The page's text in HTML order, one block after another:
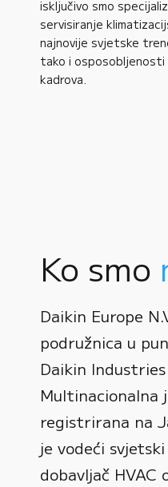
isključivo smo
servisiranje
najnovije svjetske
tako i osposobljenosti
kadrova.
Ko smo
Daikin Europe
podružnica u
Daikin
Multinacionalna
registrirana na
je vodeći
dobavljač HVAC
0